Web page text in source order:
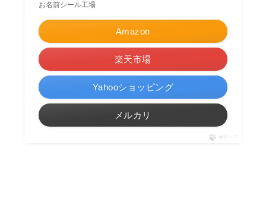
お名前シール工場
Amazon
楽天市場
Yahooショッピング
メルカリ
ポチップ